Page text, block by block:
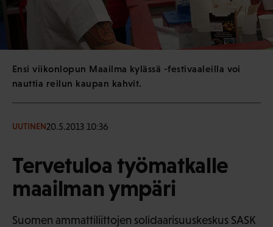
Ensi viikonlopun Maailma kylässä -festivaaleilla voi
nauttia reilun kaupan kahvit.
UUTINEN20.5.2013 10:36
Tervetuloa työmatkalle
maailman ympäri
Suomen ammattiliittojen solidaarisuuskeskus SASK